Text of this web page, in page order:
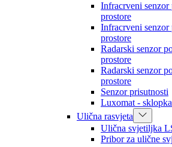
Infracrveni senzor
prostore
Infracrveni senzor
prostore
Radarski senzor
prostore
Radarski senzor
prostore
Senzor prisutnosti
Luxomat -
Ulična rasvjeta
Ulična svjetiljka
Pribor za ulične